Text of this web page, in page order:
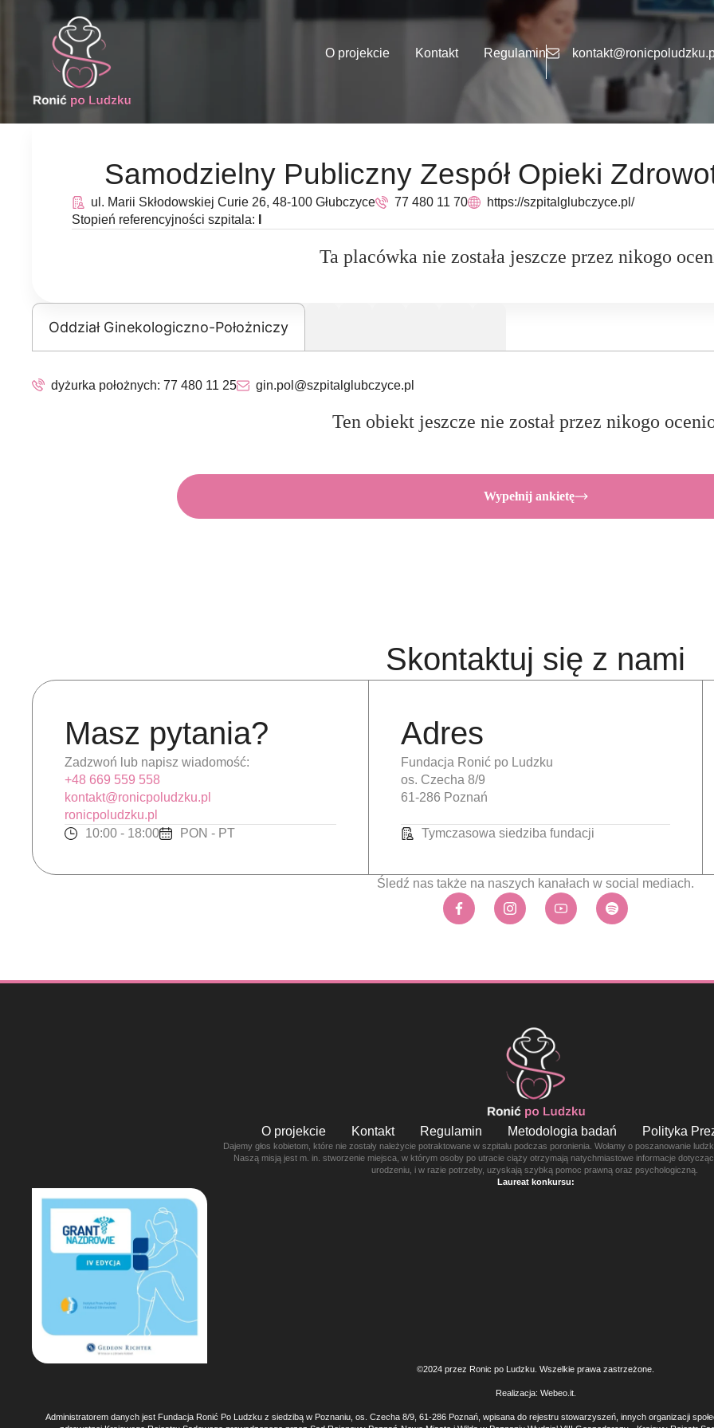
O projekcie Kontakt Regulamin
Samodzielny Publiczny Zespół Opieki
ul. Marii Skłodowskiej Curie 26, 48-100 Głubczyce 77 480 11 70
https://szpitalglubczyce.pl/
Stopień referencyjności szpitala:
Ta placówka nie została jeszcze przez nikogo
Oddział Ginekologiczno-Położniczy
dyżurka położnych: 77 480 11 25 gin.pol@szpitalglubczyce.pl
Ten obiekt jeszcze nie został przez nikogo
Wypełnij ankietę
Skontaktuj się z nami
Masz pytania?
Zadzwoń lub napisz wiadomość:
+48 669 559 558
kontakt@ronicpoludzku.pl
ronicpoludzku.pl
10:00 - 18:00
PON - PT
Adres
Fundacja Ronić po Ludzku
os. Czecha 8/9
61-286 Poznań
Tymczasowa siedziba fundacji
Śledź nas także na naszych kanałach w social mediach.
O projekcie Kontakt Regulamin Metodologia badań Polityka
Dajemy głos kobietom, które nie zostały należycie potraktowane w szpitalu podczas poronienia. Wołamy o poszanowanie
Naszą misją jest m. in. stworzenie miejsca, w którym osoby po utracie ciąży otrzymają natychmiastowe informacje
urodzeniu, i w razie potrzeby, uzyskają szybką pomoc prawną oraz psychologiczną.
Laureat konkursu:
©2024 przez Ronic po Ludzku. Wszelkie prawa zastrzeżone.
Realizacja: Webeo.it.
Administratorem danych jest Fundacja Ronić Po Ludzku z siedzibą w Poznaniu, os. Czecha 8/9, 61-286 Poznań, wpisana do rejestru stowarzyszeń, innych organizacji